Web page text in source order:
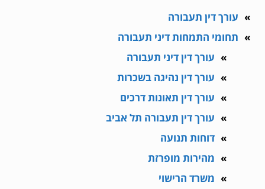
עורך דין תעבורה
תחומי התמחות דיני תעבורה
עורך דין דיני תעבורה
עורך דין נהיגה בשכרות
עורך דין תאונות דרכים
עורך דין תעבורה תל אביב
דוחות תנועה
מהירות מופרזת
משרד הרישוי